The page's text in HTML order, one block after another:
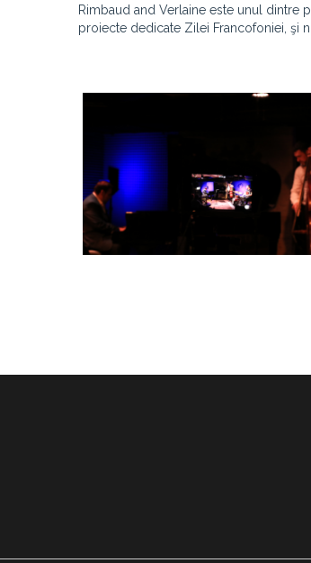
Rimbaud and Verlaine este unul dintre
proiecte dedicate Zilei Francofoniei, şi